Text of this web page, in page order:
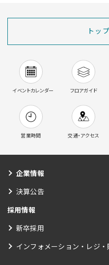
トッ
イベントカレンダー フロアガイド
営業時間 交通・アクセス
企業情報
決算公告
採用情報
新卒採用
インフォメーション・レジ